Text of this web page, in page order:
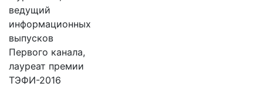
ведущий
информационных
выпусков
Первого канала,
лауреат премии
ТЭФИ-2016